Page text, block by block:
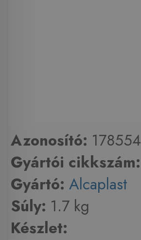
Azonosító: 178554
Gyártói cikkszám:
Gyártó: Alcaplast
Súly: 1.7 kg
Készlet: